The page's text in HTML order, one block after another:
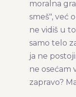
moralna
smeš", već
ne vidiš u
samo telo
ja ne
ne osećam
zapravo?